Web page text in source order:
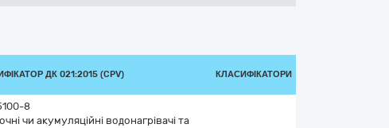
ДК 021:2015 (CPV) КЛАСИФІКАТОРИ
8
чи акумуляційні водонагрівачі та